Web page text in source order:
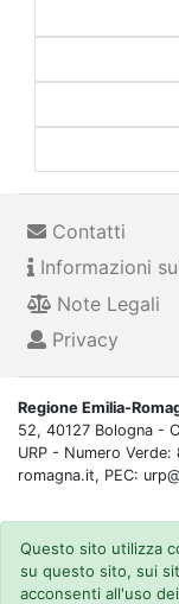
Contatti
Informazioni
Note Legali
Privacy
Regione Emilia-
52, 40127 Bologna -
URP - Numero Verde:
romagna.it, PEC:
Questo sito utilizza
su questo sito, sui
acconsenti all'uso